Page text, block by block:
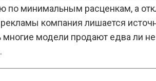
по минимальным расценкам, а
компания лишается
многие модели продают едва ли